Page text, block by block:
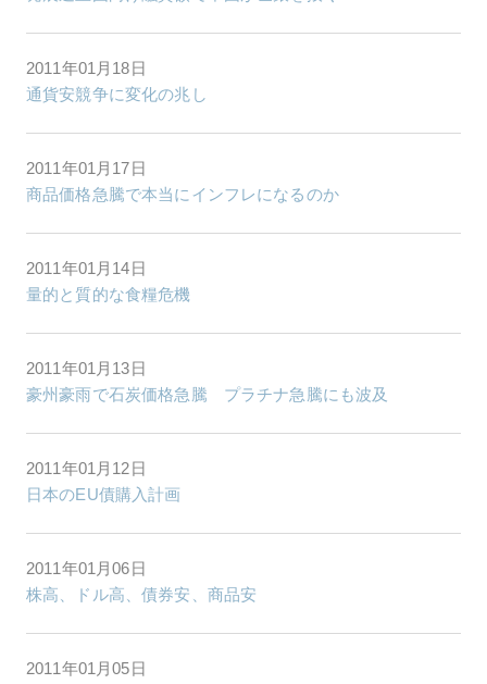
2011年01月18日
通貨安競争に変化の兆し
2011年01月17日
商品価格急騰で本当にインフレになるのか
2011年01月14日
量的と質的な食糧危機
2011年01月13日
豪州豪雨で石炭価格急騰 プラチナ急騰にも波及
2011年01月12日
日本のEU債購入計画
2011年01月06日
株高、ドル高、債券安、商品安
2011年01月05日